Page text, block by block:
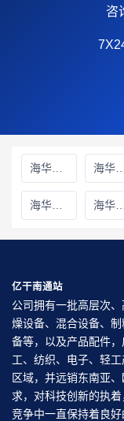
咨
海华财务雅安线上分站 海华财务绵阳线上分站
海华财务成都线上分站 海华财务遂宁线上分站
亿干南通站
公司拥有一批高层次
燥设备、混合设备、
备等，以及产品配件
工、纺织、电子、轻
区域，并远销东南亚
求，对科技创新的执
竞争中一直保持着良